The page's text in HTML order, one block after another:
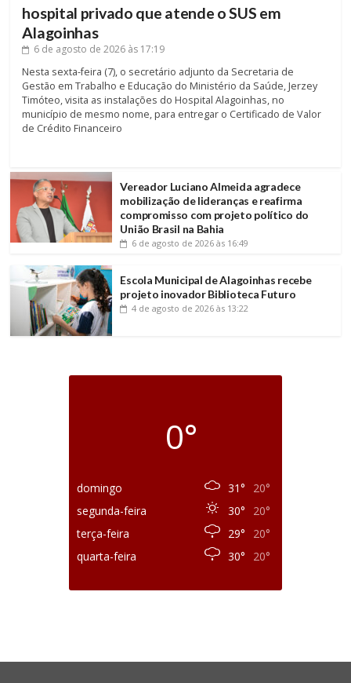
hospital privado que atende o SUS em
Alagoinhas
6 de agosto de 2026 às 17:19
Nesta sexta-feira (7), o secretário adjunto da Secretaria de
Gestão em Trabalho e Educação do Ministério da Saúde, Jerzey
Timóteo, visita as instalações do Hospital Alagoinhas, no
município de mesmo nome, para entregar o Certificado de Valor
de Crédito Financeiro
Vereador Luciano Almeida agradece
mobilização de lideranças e reafirma
compromisso com projeto político do
União Brasil na Bahia
6 de agosto de 2026 às 16:49
Escola Municipal de Alagoinhas recebe
projeto inovador Biblioteca Futuro
4 de agosto de 2026 às 13:22
0°
domingo 31°
20°
segunda-feira
30°
20°
terça-feira
29°
20°
quarta-feira
30° 20°